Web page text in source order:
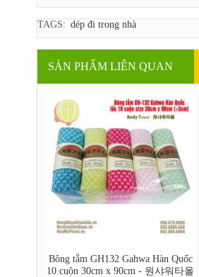
TAGS: dép đi trong nhà
SẢN PHẨM LIÊN QUAN
Bông tắm GH132 Gahwa Hàn Quốc
10 cuộn 30cm x 90cm - 원샤워타올